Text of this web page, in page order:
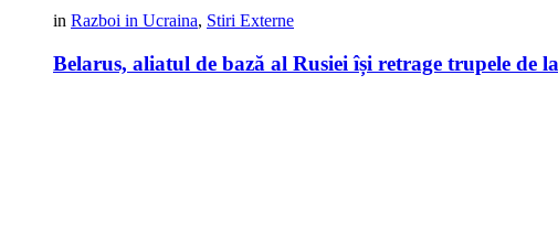
in Razboi in Ucraina, Stiri Externe
Belarus, aliatul de bază al Rusiei își retrage trupele de